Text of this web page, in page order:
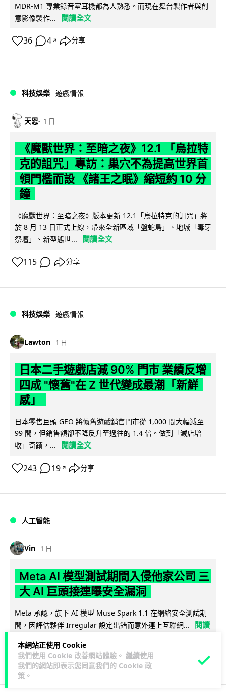
本網站正使用 Cookie
我們使用 Cookie 改善網站體驗。 繼續使用
我們的網站即表示您同意我們的 Cookie 政
策 。
MDR-M1 專業錄音室耳機都為人熟悉。而現在舞台製作者與創
意影像製作...
閱讀全文
36 4 ↗ 分享
科技娛樂 遊戲情報
天恩 1 日
《魔獸世界：至暗之夜》12.1 「烏拉特
克的詛咒」專訪：巢穴不為提高世界首
領門檻而設 《諸王之眠》縮短約 10 分
鐘
《魔獸世界：至暗之夜》版本更新 12.1「烏拉特克的詛咒」將
於 8 月 13 日正式上線，帶來全新區域「盤蛇島」、地城「毒牙
祭壇」、新型態世...
閱讀全文
115 分享
科技娛樂 遊戲情報
Lawton 1 日
日本二手遊戲店減 90% 門市 業績反增
四成 "懷舊"在 Z 世代變成最潮「新鮮
感」
日本零售巨頭 GEO 將懷舊遊戲銷售門市從 1,000 間大幅減至
99 間，但銷售額卻不降反升至過往的 1.4 倍。做到「減店增
收」奇蹟，...
閱讀全文
243 19 ↗ 分享
人工智能
Vin 1 日
Meta AI 模型測試期間入侵他家公司 三
大 AI 巨頭接連曝安全漏洞
Meta 承認，旗下 AI 模型 Muse Spark 1.1 在網絡安全測試期
間，因評估夥伴 Irregular 設定出錯而意外連上互聯網...
閱讀
134 20 ↗ 分享